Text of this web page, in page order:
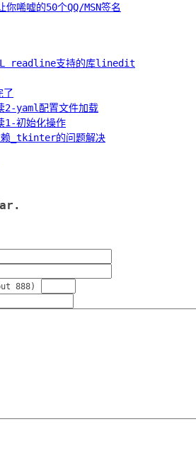
唏嘘的50个QQ/MSN签名
readline支持的库linedit
了
yaml配置文件加载
初始化操作
_tkinter的问题解决
888)